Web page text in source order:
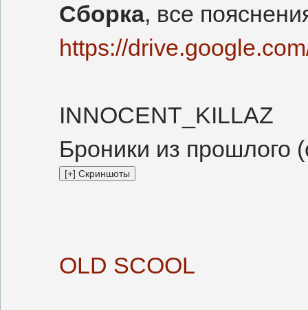
Сборка, все
https://
INNOCENT_KILLAZ
Броники из прошлого
OLD SCOOL